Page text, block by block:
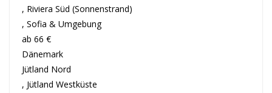
, Riviera Süd (Sonnenstrand)
, Sofia & Umgebung
ab 66 €
Dänemark
Jütland Nord
, Jütland Westküste